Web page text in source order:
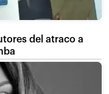
del atraco a